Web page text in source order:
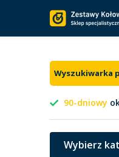
Wyszukiwarka
90-dniowy
Wybierz